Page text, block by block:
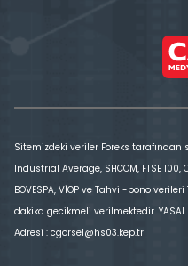
Sitemizdeki veriler Foreks tarafından
Industrial Average, SHCOM, FTSE 100,
BOVESPA, VİOP ve Tahvil-bono verileri
dakika gecikmeli verilmektedir. YASAL
Adresi : cgorsel@hs03.kep.tr